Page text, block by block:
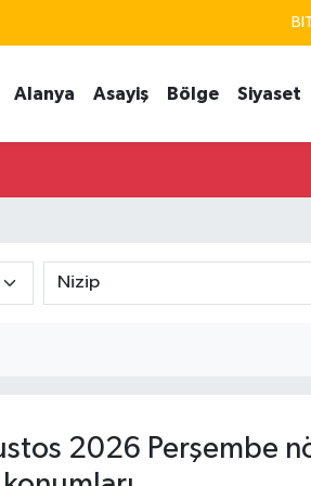
Alanya Asayiş Bölge Siyaset
2026 Perşembe